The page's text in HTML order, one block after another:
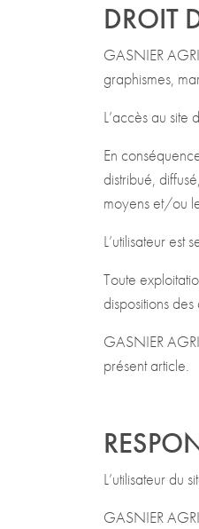
DROIT
GASNIER
graphismes,
L’accès au
En
distribué,
moyens et/ou
L’utilisateur
Toute
dispositions
GASNIER
présent article.
L’utilisateur du
GASNIER